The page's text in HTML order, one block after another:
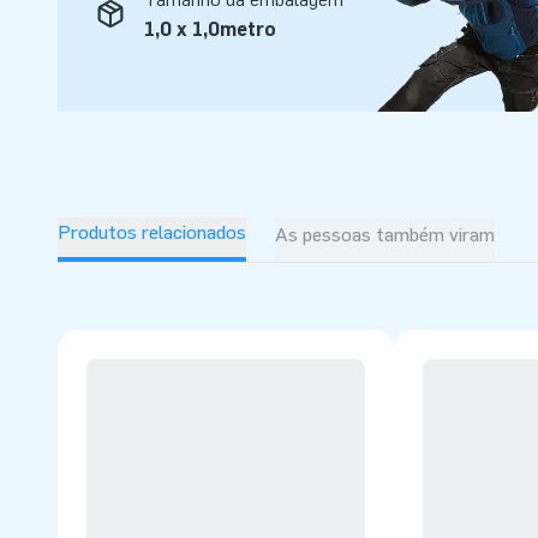
orgulhosamente conhecidos como os “criadores da
1,0 x 1,0metro
Produtos relacionados As pessoas também viram